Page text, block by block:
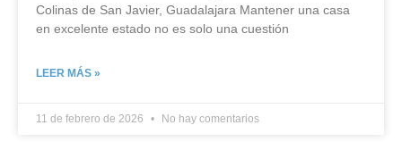
Colinas de San Javier, Guadalajara Mantener una casa
en excelente estado no es solo una cuestión
LEER MÁS »
11 de febrero de 2026 No hay comentarios